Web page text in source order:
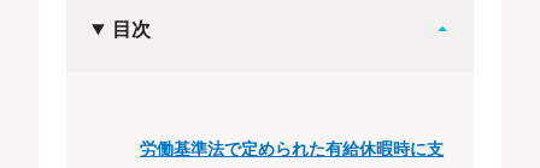
目次
労働基準法で定められた有給休暇時に支